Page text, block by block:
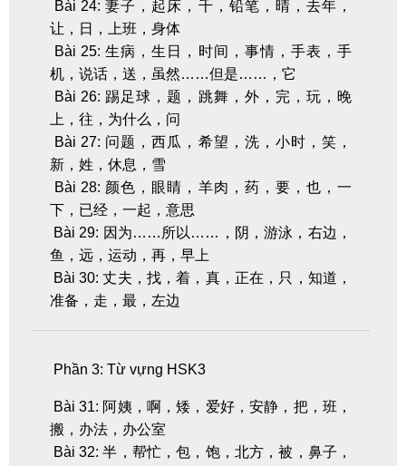
Bài 24: 妻子，起床，千，铅笔，晴，去年，
让，日，上班，身体
Bài 25: 生病，生日，时间，事情，手表，手
机，说话，送，虽然……但是……，它
Bài 26: 踢足球，题，跳舞，外，完，玩，晚
上，往，为什么，问
Bài 27: 问题，西瓜，希望，洗，小时，笑，
新，姓，休息，雪
Bài 28: 颜色，眼睛，羊肉，药，要，也，一
下，已经，一起，意思
Bài 29: 因为……所以……，阴，游泳，右边，
鱼，远，运动，再，早上
Bài 30: 丈夫，找，着，真，正在，只，知道，
准备，走，最，左边
Phần 3: Từ vựng HSK3
Bài 31: 阿姨，啊，矮，爱好，安静，把，班，
搬，办法，办公室
Bài 32: 半，帮忙，包，饱，北方，被，鼻子，